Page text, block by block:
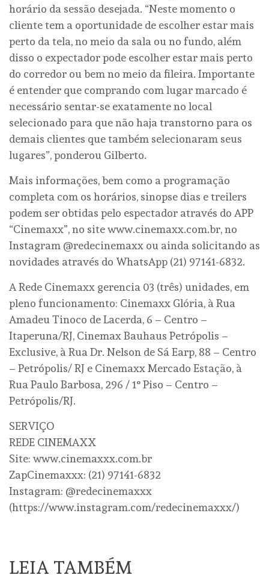
horário da sessão desejada. “Neste momento o
cliente tem a oportunidade de escolher estar mais
perto da tela, no meio da sala ou no fundo, além
disso o expectador pode escolher estar mais perto
do corredor ou bem no meio da fileira. Importante
é entender que comprando com lugar marcado é
necessário sentar-se exatamente no local
selecionado para que não haja transtorno para os
demais clientes que também selecionaram seus
lugares”, ponderou Gilberto.
Mais informações, bem como a programação
completa com os horários, sinopse dias e treilers
podem ser obtidas pelo espectador através do APP
“Cinemaxx”, no site www.cinemaxx.com.br, no
Instagram @redecinemaxx ou ainda solicitando as
novidades através do WhatsApp (21) 97141-6832.
A Rede Cinemaxx gerencia 03 (três) unidades, em
pleno funcionamento: Cinemaxx Glória, à Rua
Amadeu Tinoco de Lacerda, 6 – Centro –
Itaperuna/RJ, Cinemax Bauhaus Petrópolis –
Exclusive, à Rua Dr. Nelson de Sá Earp, 88 – Centro
– Petrópolis/ RJ e Cinemaxx Mercado Estação, à
Rua Paulo Barbosa, 296 / 1° Piso – Centro –
Petrópolis/RJ.
SERVIÇO
REDE CINEMAXX
Site: www.cinemaxxx.com.br
ZapCinemaxxx: (21) 97141-6832
Instagram: @redecinemaxxx
(https://www.instagram.com/redecinemaxxx/)
LEIA TAMBÉM